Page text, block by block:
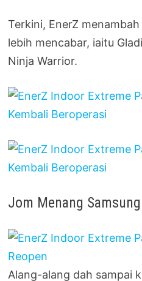
Terkini, EnerZ
lebih mencabar, iaitu
Ninja Warrior.
Jom Menang
Alang-alang dah sampai